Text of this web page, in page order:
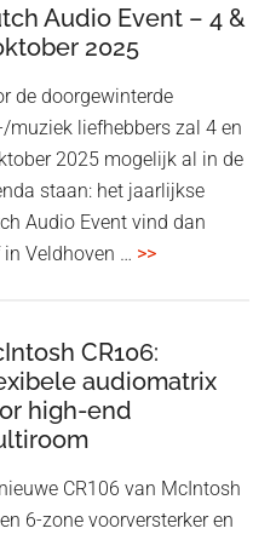
Audio Event – 4 &
2025
de doorgewinterde
muziek liefhebbers zal 4 en
2025 mogelijk al in de
staan: het jaarlijkse
Audio Event vind dan
Veldhoven … >>overDutch
–
4
CR106:
audiomatrix
high-end
CR106 van McIntosh
6-zone voorversterker en